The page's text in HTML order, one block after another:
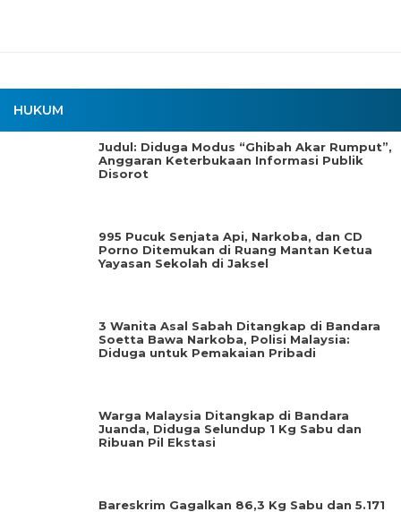
HUKUM
Judul: Diduga Modus “Ghibah Akar Rumput”,
Anggaran Keterbukaan Informasi Publik
Disorot
995 Pucuk Senjata Api, Narkoba, dan CD
Porno Ditemukan di Ruang Mantan Ketua
Yayasan Sekolah di Jaksel
3 Wanita Asal Sabah Ditangkap di Bandara
Soetta Bawa Narkoba, Polisi Malaysia:
Diduga untuk Pemakaian Pribadi
Warga Malaysia Ditangkap di Bandara
Juanda, Diduga Selundup 1 Kg Sabu dan
Ribuan Pil Ekstasi
Bareskrim Gagalkan 86,3 Kg Sabu dan 5.171